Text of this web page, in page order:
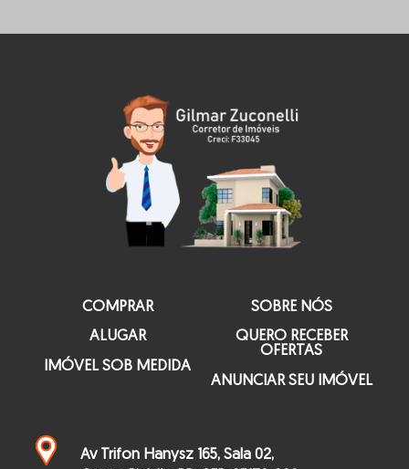
COMPRAR
ALUGAR
IMÓVEL SOB MEDIDA
SOBRE NÓS
QUERO RECEBER
OFERTAS
ANUNCIAR SEU IMÓVEL
Av Trifon Hanysz 165, Sala 02,